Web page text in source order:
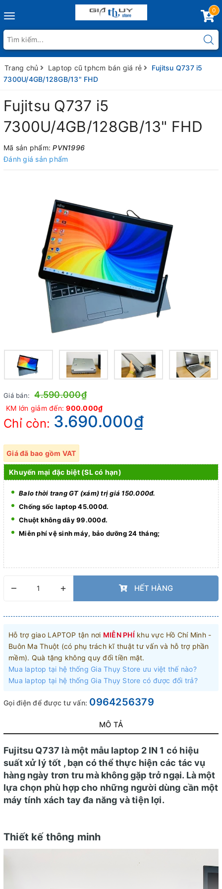
Toggle
0
Trang chủ Laptop cũ tphcm bán giá rẻ
Fujitsu Q737 i5
7300U/4GB/128GB/13" FHD
Fujitsu Q737 i5
7300U/4GB/128GB/13" FHD
Mã sản phẩm:PVN1996
Đánh giá sản phẩm
Giá bán: 4.590.000₫
KM lớn giảm đến:900.000₫
Chỉ còn: 3.690.000₫
Giá đã bao gồm VAT
Khuyến mại đặc biệt (SL có hạn)
Balo thời trang GT (xám) trị giá 150.000đ.
Chống sốc laptop 45.000đ.
Chuột không dây 99.000đ.
Miễn phí vệ sinh máy, bảo dưỡng 24 tháng;
– + HẾT HÀNG
Hỗ trợ giao LAPTOP tận nơi MIỄN PHÍ khu vực Hồ Chí Minh -
Buôn Ma Thuột (có phụ trách kĩ thuật tư vấn và hỗ trợ phần
mềm). Quà tặng không quy đổi tiền mặt.
Mua laptop tại hệ thống Gia Thụy Store ưu việt thế nào?
Mua laptop tại hệ thống Gia Thụy Store có được đổi trả?
Gọi điện để được tư vấn: 0964256379
MÔ TẢ
Fujitsu Q737 là một mẫu laptop 2 IN 1 có hiệu
suất xử lý tốt , bạn có thể thực hiện các tác vụ
hàng ngày trơn tru mà không gặp trở ngại. Là một
lựa chọn phù hợp cho những người dùng cần một
máy tính xách tay đa năng và tiện lợi.
Thiết kế thông minh